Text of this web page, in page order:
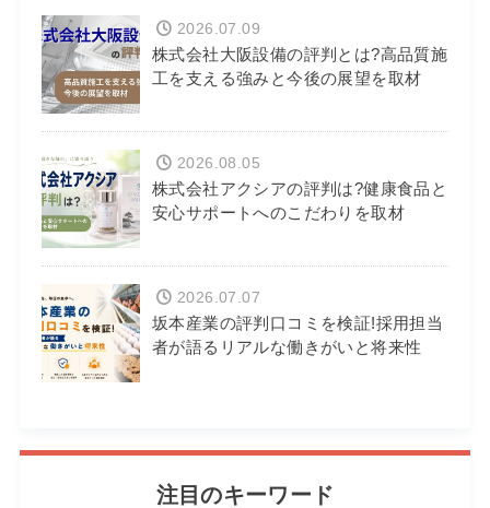
株式会社大阪設備の評判とは?高品質施
工を支える強みと今後の展望を取材
2026.07.09
株式会社アクシアの評判は?健康食品と
安心サポートへのこだわりを取材
2026.08.05
坂本産業の評判口コミを検証!採用担当
者が語るリアルな働きがいと将来性
2026.07.07
注目のキーワード